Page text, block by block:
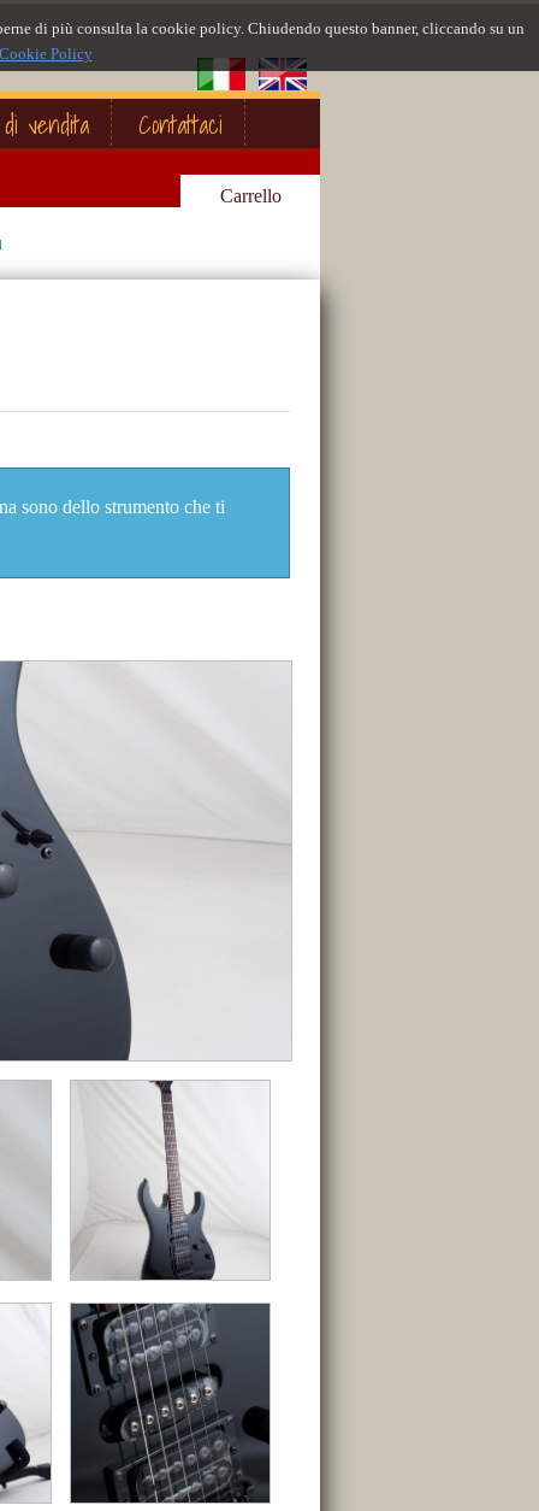
di più consulta la cookie policy. Chiudendo questo banner, cliccando su un
Policy
vendita Contattaci
Carrello
sono dello strumento che ti